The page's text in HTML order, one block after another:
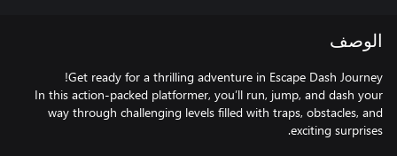
الوصف
In this action-packed platformer, you’ll run, jump, and dash your
way through challenging levels filled with traps, obstacles, and